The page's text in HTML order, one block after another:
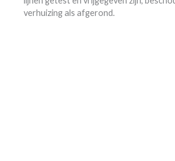
verhuizing als afgerond.